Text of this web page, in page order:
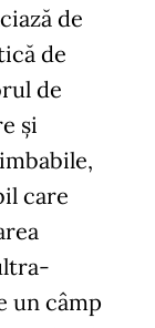
de
de
de
şi
care
un câmp